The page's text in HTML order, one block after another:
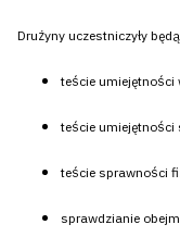
Drużyny uczestniczyły
teście umiejętności
teście umiejętności
teście sprawności
sprawdzianie